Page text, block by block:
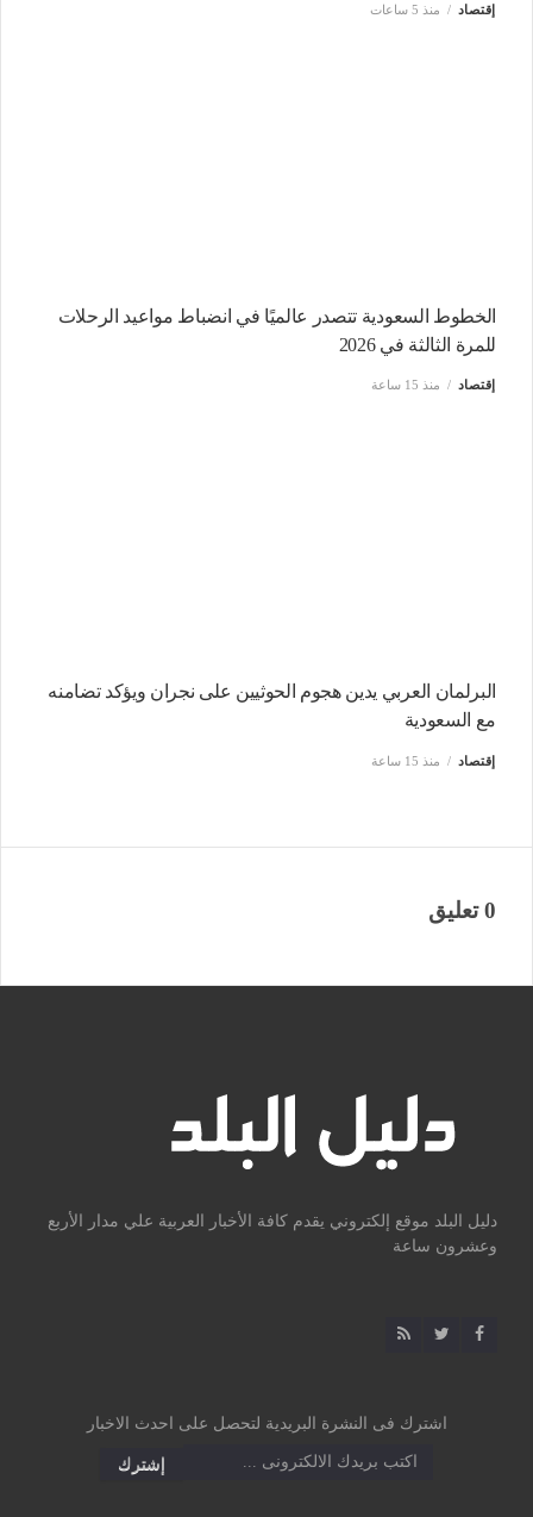
إقتصاد منذ 5 ساعات
الخطوط السعودية تتصدر عالميًا في انضباط مواعيد الرحلات
للمرة الثالثة في 2026
إقتصاد منذ 15 ساعة
البرلمان العربي يدين هجوم الحوثيين على نجران ويؤكد تضامنه
مع السعودية
إقتصاد منذ 15 ساعة
0 تعليق
دليل البلد موقع إلكتروني يقدم كافة الأخبار العربية علي مدار الأربع
وعشرون ساعة
اشترك فى النشرة البريدية لتحصل على احدث الاخبار